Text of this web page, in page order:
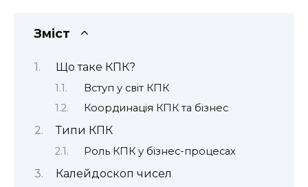
Зміст
Що таке КПК?
Вступ у світ КПК
Координація КПК та бізнес
Типи КПК
Роль КПК у бізнес-процесах
Калейдоскоп чисел